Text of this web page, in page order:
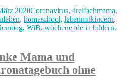
2020Kategorien
Coronavirus, dreifachmama,
, homeschool, lebenmitkindern,
, WiB, wochenende in bildern,
Mama und
ohne